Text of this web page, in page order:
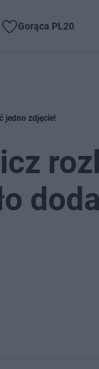
Gorąca PL20
jedno zdjęcie!